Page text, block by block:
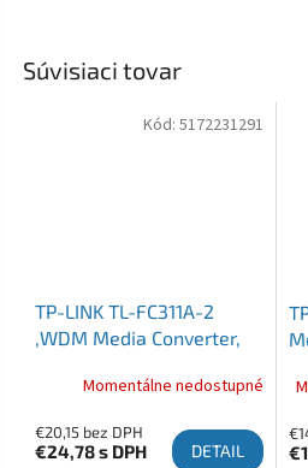
Súvisiaci tovar
TP-LINK TL-FC311A-2
,WDM Media Converter,
1550/1310 nm
Momentálne nedostupné
€20,15 bez DPH
€24,78s DPH DETAIL
Kód: 5172231291